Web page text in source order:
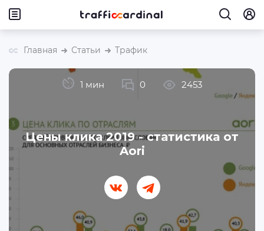
Главная Статьи Трафик
Цены клика 2019 - статистика от
Aori
1 мин 0 2453